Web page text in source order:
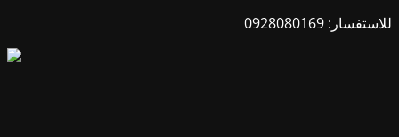
للاستفسار: 0928080169